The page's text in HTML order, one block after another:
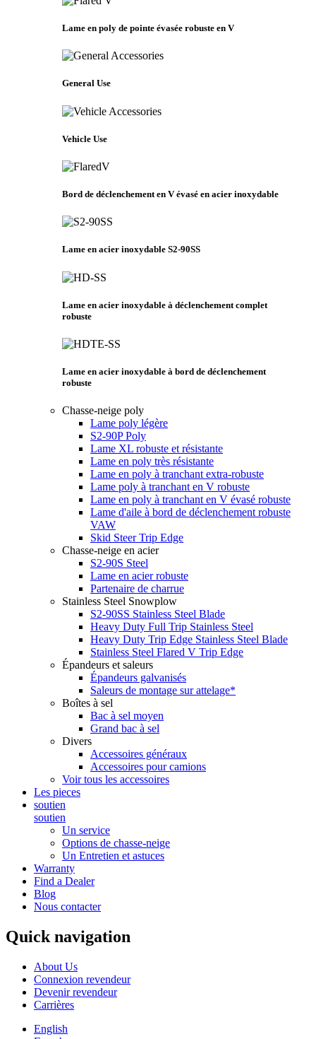
Lame en poly de pointe évasée robuste en V
General Use
Vehicle Use
Bord de déclenchement en V évasé en acier inoxydable
Lame en acier inoxydable S2-90SS
Lame en acier inoxydable à déclenchement complet
robuste
Lame en acier inoxydable à bord de déclenchement
robuste
Chasse-neige poly
Lame poly légère
S2-90P Poly
Lame XL robuste et résistante
Lame en poly très résistante
Lame en poly à tranchant extra-robuste
Lame poly à tranchant en V robuste
Lame en poly à tranchant en V évasé robuste
Lame d'aile à bord de déclenchement robuste
VAW
Skid Steer Trip Edge
Chasse-neige en acier
S2-90S Steel
Lame en acier robuste
Partenaire de charrue
Stainless Steel Snowplow
S2-90SS Stainless Steel Blade
Heavy Duty Full Trip Stainless Steel
Heavy Duty Trip Edge Stainless Steel Blade
Stainless Steel Flared V Trip Edge
Épandeurs et saleurs
Épandeurs galvanisés
Saleurs de montage sur attelage*
Boîtes à sel
Bac à sel moyen
Grand bac à sel
Divers
Accessoires généraux
Accessoires pour camions
Voir tous les accessoires
Les pieces
soutien
soutien
Un service
Options de chasse-neige
Un Entretien et astuces
Warranty
Find a Dealer
Blog
Nous contacter
Quick navigation
About Us
Connexion revendeur
Devenir revendeur
Carrières
English